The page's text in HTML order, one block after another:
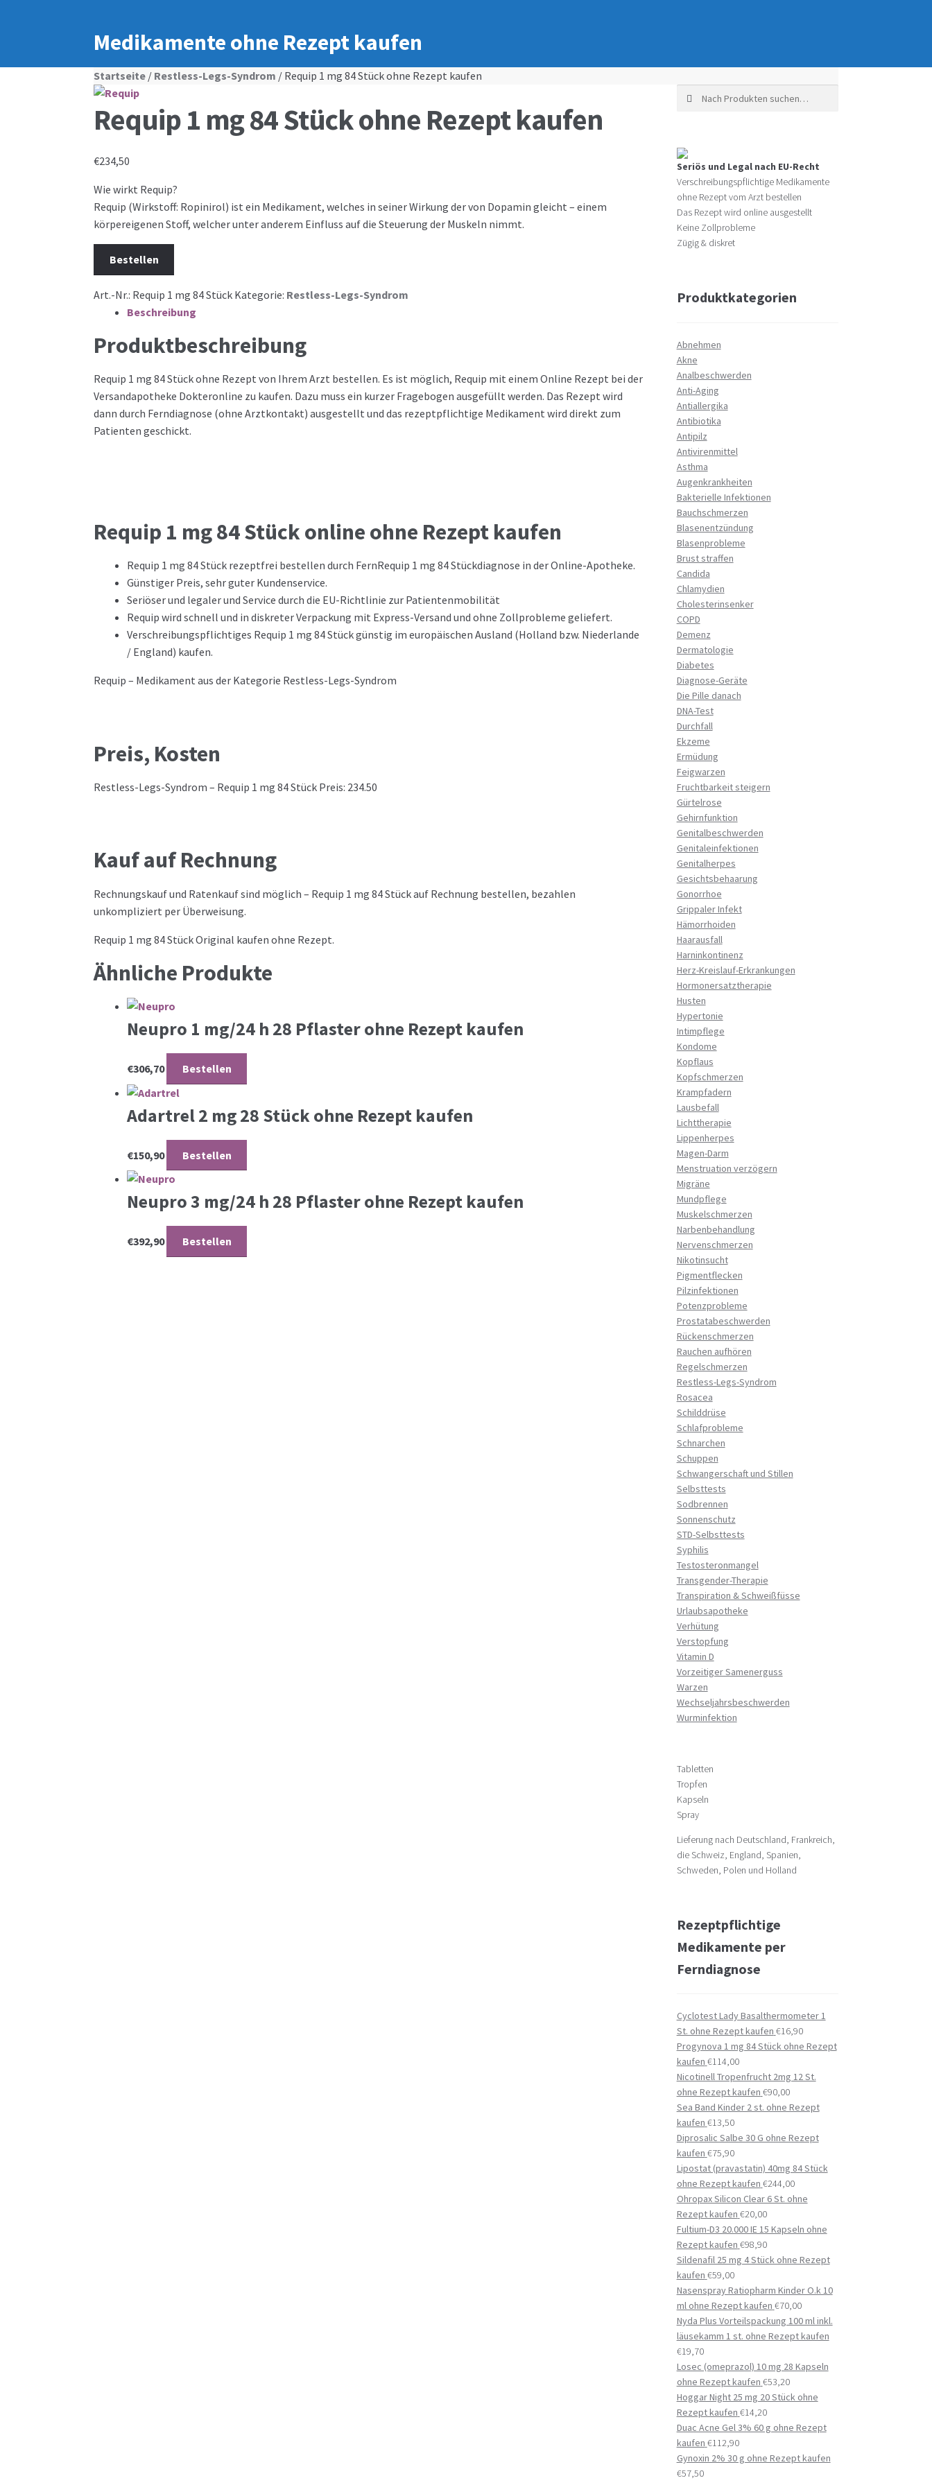
Medikamente ohne Rezept kaufen
Startseite/ Restless-Legs-Syndrom / Requip 1 mg 84 Stück ohne Rezept kaufen
Requip 1 mg 84 Stück ohne Rezept kaufen
€234,50
Wie wirkt Requip?
Requip (Wirkstoff: Ropinirol) ist ein Medikament, welches in seiner Wirkung der von Dopamin gleicht – einem
körpereigenen Stoff, welcher unter anderem Einfluss auf die Steuerung der Muskeln nimmt.
Bestellen
Art.-Nr.: Requip 1 mg 84 Stück Kategorie: Restless-Legs-Syndrom
Beschreibung
Produktbeschreibung
Requip 1 mg 84 Stück ohne Rezept von Ihrem Arzt bestellen. Es ist möglich, Requip mit einem Online Rezept bei der
Versandapotheke Dokteronline zu kaufen. Dazu muss ein kurzer Fragebogen ausgefüllt werden. Das Rezept wird
dann durch Ferndiagnose (ohne Arztkontakt) ausgestellt und das rezeptpflichtige Medikament wird direkt zum
Patienten geschickt.
Requip 1 mg 84 Stück online ohne Rezept kaufen
Requip 1 mg 84 Stück rezeptfrei bestellen durch FernRequip 1 mg 84 Stückdiagnose in der Online-Apotheke.
Günstiger Preis, sehr guter Kundenservice.
Seriöser und legaler und Service durch die EU-Richtlinie zur Patientenmobilität
Requip wird schnell und in diskreter Verpackung mit Express-Versand und ohne Zollprobleme geliefert.
Verschreibungspflichtiges Requip 1 mg 84 Stück günstig im europäischen Ausland (Holland bzw. Niederlande
/ England) kaufen.
Requip – Medikament aus der Kategorie Restless-Legs-Syndrom
Preis, Kosten
Restless-Legs-Syndrom – Requip 1 mg 84 Stück Preis: 234.50
Kauf auf Rechnung
Rechnungskauf und Ratenkauf sind möglich – Requip 1 mg 84 Stück auf Rechnung bestellen, bezahlen
unkompliziert per Überweisung.
Requip 1 mg 84 Stück Original kaufen ohne Rezept.
Ähnliche Produkte
Neupro 1 mg/24 h 28 Pflaster ohne Rezept kaufen
€306,70 Bestellen
Adartrel 2 mg 28 Stück ohne Rezept kaufen
€150,90 Bestellen
Neupro 3 mg/24 h 28 Pflaster ohne Rezept kaufen
€392,90 Bestellen
Suche nach:
Seriös und Legal nach EU-Recht
Verschreibungspflichtige Medikamente
ohne Rezept vom Arzt bestellen
Das Rezept wird online ausgestellt
Keine Zollprobleme
Zügig & diskret
Produktkategorien
Abnehmen
Akne
Analbeschwerden
Anti-Aging
Antiallergika
Antibiotika
Antipilz
Antivirenmittel
Asthma
Augenkrankheiten
Bakterielle Infektionen
Bauchschmerzen
Blasenentzündung
Blasenprobleme
Brust straffen
Candida
Chlamydien
Cholesterinsenker
COPD
Demenz
Dermatologie
Diabetes
Diagnose-Geräte
Die Pille danach
DNA-Test
Durchfall
Ekzeme
Ermüdung
Feigwarzen
Fruchtbarkeit steigern
Gürtelrose
Gehirnfunktion
Genitalbeschwerden
Genitaleinfektionen
Genitalherpes
Gesichtsbehaarung
Gonorrhoe
Grippaler Infekt
Hämorrhoiden
Haarausfall
Harninkontinenz
Herz-Kreislauf-Erkrankungen
Hormonersatztherapie
Husten
Hypertonie
Intimpflege
Kondome
Kopflaus
Kopfschmerzen
Krampfadern
Lausbefall
Lichttherapie
Lippenherpes
Magen-Darm
Menstruation verzögern
Migräne
Mundpflege
Muskelschmerzen
Narbenbehandlung
Nervenschmerzen
Nikotinsucht
Pigmentflecken
Pilzinfektionen
Potenzprobleme
Prostatabeschwerden
Rückenschmerzen
Rauchen aufhören
Regelschmerzen
Restless-Legs-Syndrom
Rosacea
Schilddrüse
Schlafprobleme
Schnarchen
Schuppen
Schwangerschaft und Stillen
Selbsttests
Sodbrennen
Sonnenschutz
STD-Selbsttests
Syphilis
Testosteronmangel
Transgender-Therapie
Transpiration & Schweißfüsse
Urlaubsapotheke
Verhütung
Verstopfung
Vitamin D
Vorzeitiger Samenerguss
Warzen
Wechseljahrsbeschwerden
Wurminfektion
Tabletten
Tropfen
Kapseln
Spray
Lieferung nach Deutschland, Frankreich,
die Schweiz, England, Spanien,
Schweden, Polen und Holland
Rezeptpflichtige
Medikamente per
Ferndiagnose
Cyclotest Lady Basalthermometer 1
St. ohne Rezept kaufen €16,90
Progynova 1 mg 84 Stück ohne Rezept
kaufen €114,00
Nicotinell Tropenfrucht 2mg 12 St.
ohne Rezept kaufen €90,00
Sea Band Kinder 2 st. ohne Rezept
kaufen €13,50
Diprosalic Salbe 30 G ohne Rezept
kaufen €75,90
Lipostat (pravastatin) 40mg 84 Stück
ohne Rezept kaufen €244,00
Ohropax Silicon Clear 6 St. ohne
Rezept kaufen €20,00
Fultium-D3 20.000 IE 15 Kapseln ohne
Rezept kaufen €98,90
Sildenafil 25 mg 4 Stück ohne Rezept
kaufen €59,00
Nasenspray Ratiopharm Kinder O.k 10
ml ohne Rezept kaufen €70,00
Nyda Plus Vorteilspackung 100 ml inkl.
läusekamm 1 st. ohne Rezept kaufen
€19,70
Losec (omeprazol) 10 mg 28 Kapseln
ohne Rezept kaufen €53,20
Hoggar Night 25 mg 20 Stück ohne
Rezept kaufen €14,20
Duac Acne Gel 3% 60 g ohne Rezept
kaufen €112,90
Gynoxin 2% 30 g ohne Rezept kaufen
€57,50